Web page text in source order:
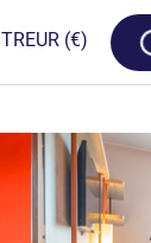
TREUR (€)